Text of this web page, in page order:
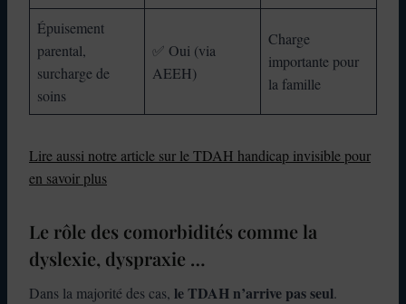
Épuisement
parental,
surcharge de
soins
✅ Oui (via
AEEH)
Charge
importante pour
la famille
Lire aussi notre article sur le TDAH handicap invisible pour
en savoir plus
Le rôle des comorbidités comme la
dyslexie, dyspraxie …
Dans la majorité des cas, le TDAH n’arrive pas seul.